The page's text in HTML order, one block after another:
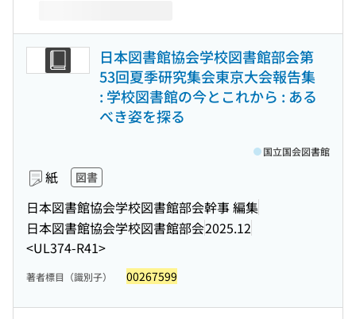
日本図書館協会学校図書館部会第
53回夏季研究集会東京大会報告集
: 学校図書館の今とこれから : ある
べき姿を探る
紙 図書
日本図書館協会学校図書館部会幹事 編集
日本図書館協会学校図書館部会2025.12
<UL374-R41>
国立国会図書館
著者標目（識別子） 00267599